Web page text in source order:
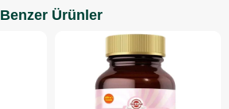
Benzer Ürünler